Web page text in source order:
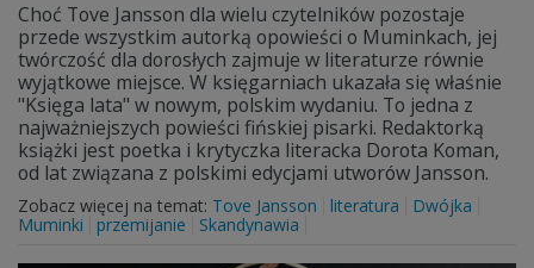
Choć Tove Jansson dla wielu czytelników pozostaje
przede wszystkim autorką opowieści o Muminkach, jej
twórczość dla dorosłych zajmuje w literaturze równie
wyjątkowe miejsce. W księgarniach ukazała się właśnie
"Księga lata" w nowym, polskim wydaniu. To jedna z
najważniejszych powieści fińskiej pisarki. Redaktorką
książki jest poetka i krytyczka literacka Dorota Koman,
od lat związana z polskimi edycjami utworów Jansson.
Zobacz więcej na temat: Tove Jansson literatura
Dwójka
Muminki
przemijanie Skandynawia